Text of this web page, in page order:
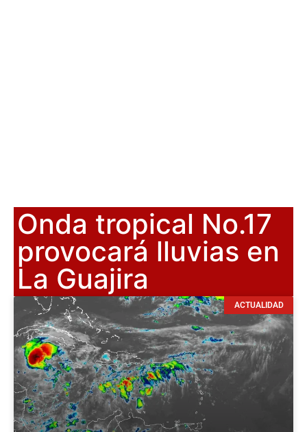
Onda tropical No.17
provocará lluvias en
La Guajira
ACTUALIDAD